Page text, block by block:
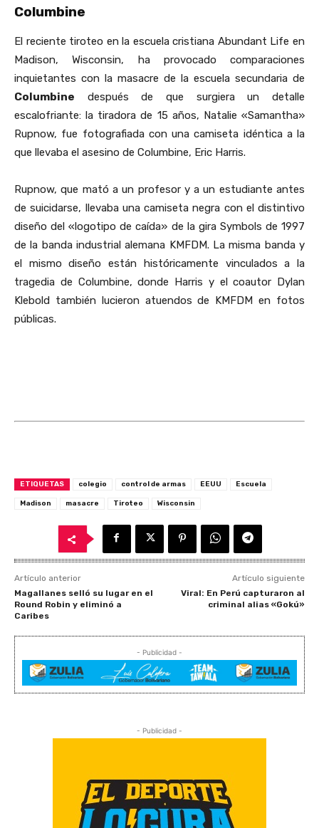
Columbine
El reciente tiroteo en la escuela cristiana Abundant Life en
Madison, Wisconsin, ha provocado comparaciones
inquietantes con la masacre de la escuela secundaria de
Columbine después de que surgiera un detalle
escalofriante: la tiradora de 15 años, Natalie «Samantha»
Rupnow, fue fotografiada con una camiseta idéntica a la
que llevaba el asesino de Columbine, Eric Harris.
Rupnow, que mató a un profesor y a un estudiante antes
de suicidarse, llevaba una camiseta negra con el distintivo
diseño del «logotipo de caída» de la gira Symbols de 1997
de la banda industrial alemana KMFDM. La misma banda y
el mismo diseño están históricamente vinculados a la
tragedia de Columbine, donde Harris y el coautor Dylan
Klebold también lucieron atuendos de KMFDM en fotos
públicas.
ETIQUETAS colegio control de armas EEUU Escuela
Madison masacre Tiroteo Wisconsin
Artículo anterior
Magallanes selló su lugar en el
Round Robin y eliminó a
Caribes
Artículo siguiente
Viral: En Perú capturaron al
criminal alias «Gokú»
- Publicidad -
- Publicidad -